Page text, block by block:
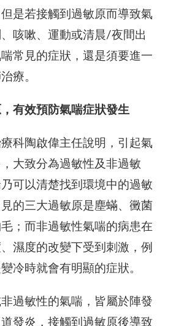
是若接觸到過敏原而導致氣
咳嗽、運動或清晨/夜間出
常見的症狀，還是須要進一
療。
有效預防氣喘症狀發生
科陶啟偉主任說明，引起氣
大致分為過敏性及非過敏
可以清楚找到環境中的過敏
的三大過敏原是塵蟎、黴菌
；而非過敏性氣喘的病患在
濕度的改變下受到刺激，例
冷時就會有明顯的症狀。
過敏性的氣喘，皆屬於陣發
發炎，接觸到過敏原後導致